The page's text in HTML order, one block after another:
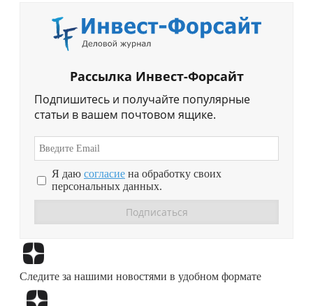
Рассылка Инвест-Форсайт
Подпишитесь и получайте популярные
статьи в вашем почтовом ящике.
Я даю согласие на обработку своих
персональных данных.
Следите за нашими новостями в удобном формате